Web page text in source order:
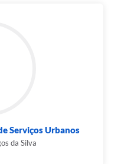
Serviços Urbanos
da Silva